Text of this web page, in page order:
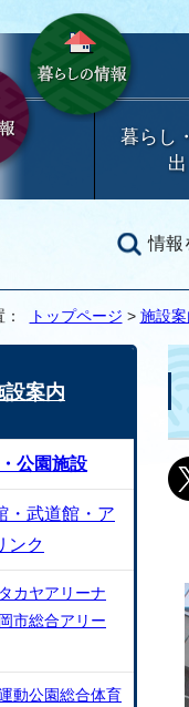
暮らし
出
情報
： トップページ > 施設案
設案内
公園施設
・武道館・ア
ンク
カヤアリーナ
岡市総合アリー
動公園総合体育